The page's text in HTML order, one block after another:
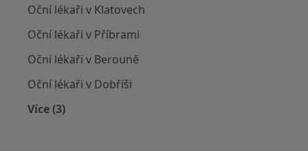
Oční lékaři v Klatovech
Oční lékaři v Příbrami
Oční lékaři v Berouně
Oční lékaři v Dobříši
Více (3)